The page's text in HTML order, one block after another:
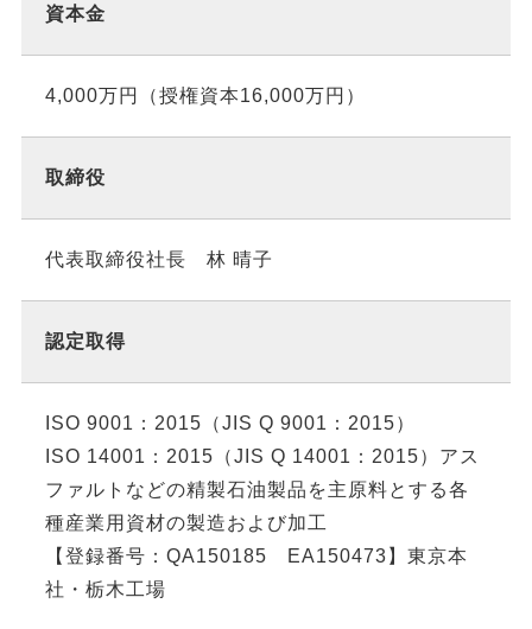
資本金
4,000万円（授権資本16,000万円）
取締役
代表取締役社長 林 晴子
認定取得
ISO 9001：2015（JIS Q 9001：2015）
ISO 14001：2015（JIS Q 14001：2015）アス
ファルトなどの精製石油製品を主原料とする各
種産業用資材の製造および加工
【登録番号：QA150185 EA150473】東京本
社・栃木工場